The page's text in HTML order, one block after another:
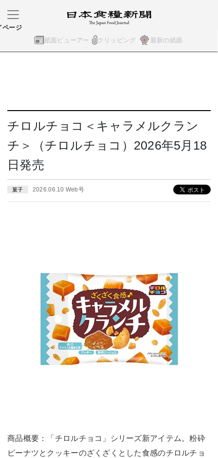
紙面ビューアー クリッピング 最新の紙面
ページ
チロルチョコ＜キャラメルクラン
チ＞（チロルチョコ）2026年5月18
日発売
菓子 2026.06.10 Web号
商品概要：「チロルチョコ」シリーズ新アイテム。粉砕
ピーナツとクッキーのざくざくとした食感のチロルチョ